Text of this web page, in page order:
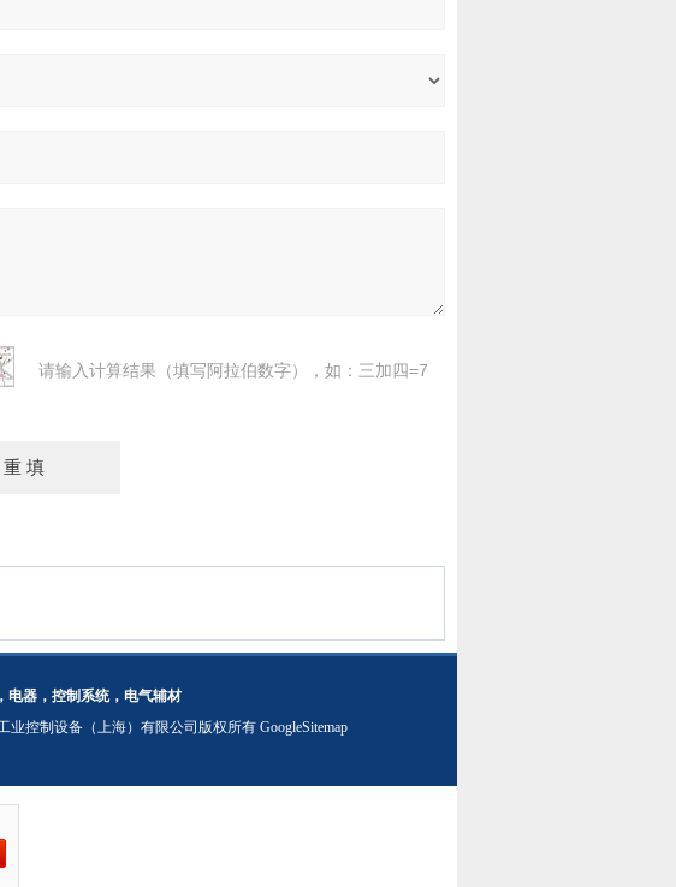
请输入计算结果（填写阿拉伯数字），如：三加四=7
电器，控制系统，电气辅材
业控制设备（上海）有限公司版权所有 GoogleSitemap